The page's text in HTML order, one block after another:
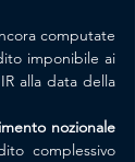
computate
alla data della
nozionale
complessivo